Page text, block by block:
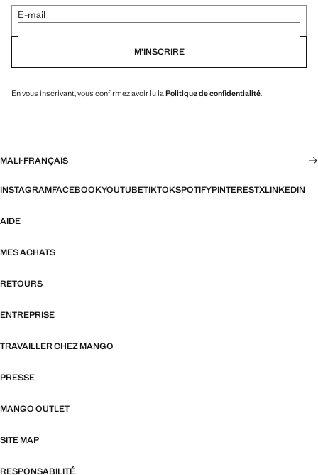
E-mail
M’INSCRIRE
En vous inscrivant, vous confirmez avoir lu la Politique de confidentialité.
MALI·FRANÇAIS
INSTAGRAMFACEBOOKYOUTUBETIKTOKSPOTIFYPINTERESTXLINKEDIN
AIDE
MES ACHATS
RETOURS
ENTREPRISE
TRAVAILLER CHEZ MANGO
PRESSE
MANGO OUTLET
SITE MAP
RESPONSABILITÉ